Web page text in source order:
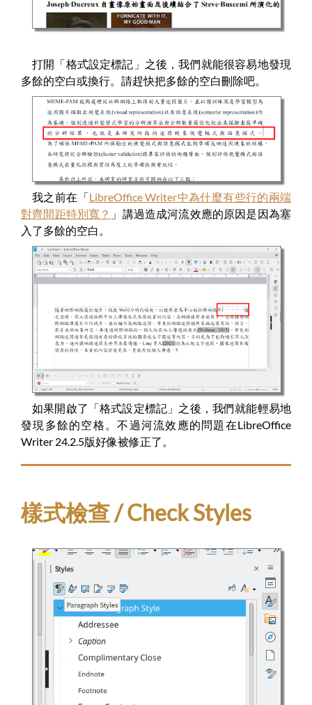
打開「格式設定標記」之後，我們就能很容易地發現
多餘的空白或換行。請趕快把多餘的空白刪除吧。
我之前在「LibreOffice Writer中為什麼有些行的兩端
對齊間距特別寬？ 」講過造成河流效應的原因是因為塞
入了多餘的空白。
如果開啟了「格式設定標記」之後，我們就能輕易地
發現多餘的空格。不過河流效應的問題在LibreOffice
Writer 24.2.5版好像被修正了。
樣式檢查 / Check Styles